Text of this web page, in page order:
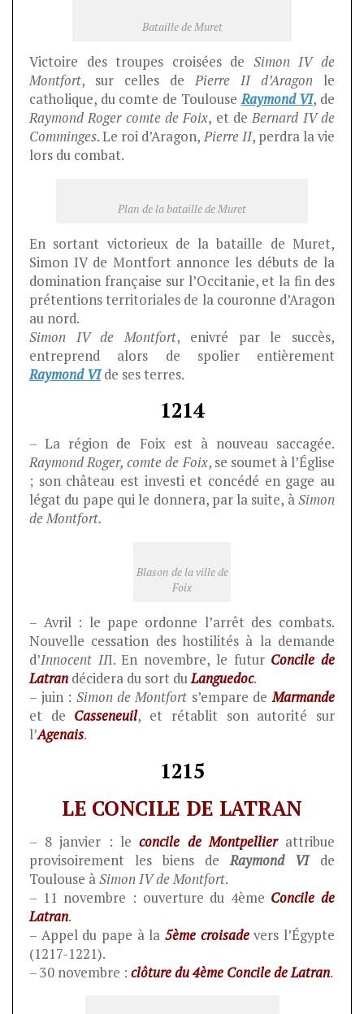
Bataille de Muret
Victoire des troupes croisées de Simon IV de
Montfort, sur celles dePierre II d’Aragonle
catholique, du comte de ToulouseRaymond VI, de
Raymond Roger comte de Foix, et deBernard IV de
Comminges. Le roi d’Aragon,Pierre II, perdra la vie
lors du combat.
Plan de la bataille de Muret
En sortant victorieux de la bataille de Muret,
Simon IV de Montfort annonce les débuts de la
domination française sur l’Occitanie, et la fin des
prétentions territoriales de la couronne d’Aragon
au nord.
Simon IV de Montfort, enivré par le succès,
entreprend alors de spolier entièrement
Raymond VIde ses terres.
1214
– La région de Foix est à nouveau saccagée.
Raymond Roger, comte de Foix, se soumet à l’Église
; son château est investi et concédé en gage au
légat du pape qui le donnera, par la suite, àSimon
de Montfort.
Blason de la ville de
Foix
– Avril : le pape ordonne l’arrêt des combats.
Nouvelle cessation des hostilités à la demande
d’Innocent III. En novembre, le futur Concile de
Latran décidera du sort duLanguedoc.
– juin : Simon de Montfort s’empare deMarmande
et de Casseneuil, et rétablit son autorité sur
l’Agenais.
1215
LE CONCILE DE LATRAN
– 8 janvier : leconcile de Montpellierattribue
provisoirement les biens deRaymond VI
de
Toulouse àSimon IV de Montfort.
– 11 novembre : ouverture du 4ème Concile de
Latran.
– Appel du pape à la 5ème croisadevers l’Égypte
(1217-1221).
– 30 novembre :clôture du 4ème Concile de Latran.